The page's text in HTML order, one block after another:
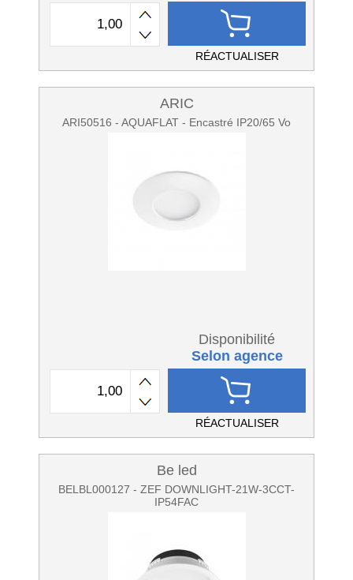
RÉACTUALISER
ARIC
ARI50516 - AQUAFLAT - Encastré IP20/65 Vo
Disponibilité
Selon agence
RÉACTUALISER
Be led
BELBL000127 - ZEF DOWNLIGHT-21W-3CCT-
IP54FAC